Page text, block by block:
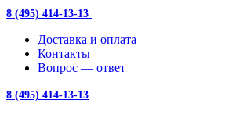
8 (495) 414-13-13
Доставка и оплата
Контакты
Вопрос — ответ
8 (495) 414-13-13